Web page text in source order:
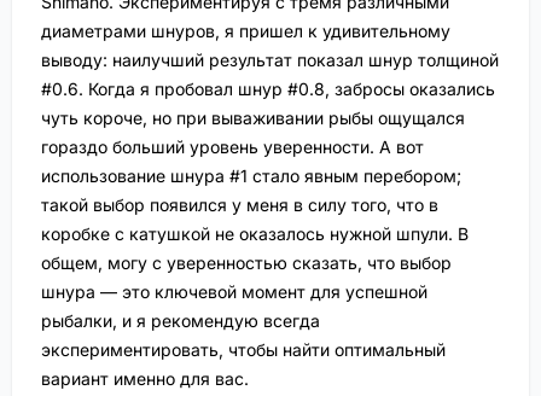
диаметрами шнуров, я пришел к удивительному
выводу: наилучший результат показал шнур толщиной
#0.6. Когда я пробовал шнур #0.8, забросы оказались
чуть короче, но при вываживании рыбы ощущался
гораздо больший уровень уверенности. А вот
использование шнура #1 стало явным перебором;
такой выбор появился у меня в силу того, что в
коробке с катушкой не оказалось нужной шпули. В
общем, могу с уверенностью сказать, что выбор
шнура — это ключевой момент для успешной
рыбалки, и я рекомендую всегда
экспериментировать, чтобы найти оптимальный
вариант именно для вас.